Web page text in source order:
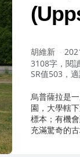
作
者：
胡維新
3108字，閱
SR值503，
烏普薩拉是
園，大學轄
標本；有機
充滿驚奇的古